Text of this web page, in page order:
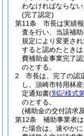
わなければならない
(完了認定)
第11条
市長は実績
査を行い、当該補
規定により変更さ
すると認めたとき
費補助金事業完了
のとする。
2
市長は、完了の認
し、須崎市特用林
定通知書(別記様式
のとする。
(補助金の交付請求
第12条
補助事業者は
た場合は、速やか